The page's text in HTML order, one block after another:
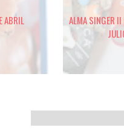
ABRIL
ALMA SINGER II